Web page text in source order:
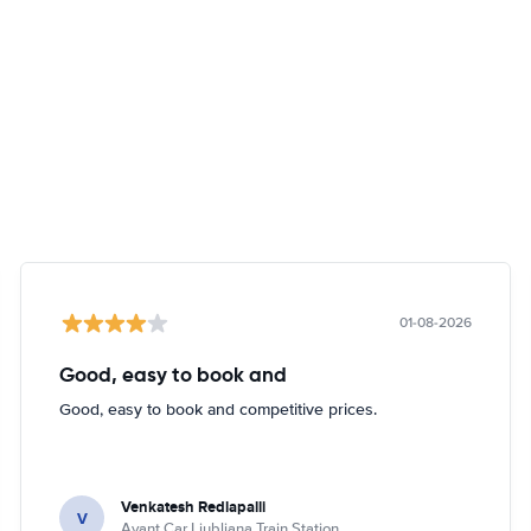
01-08-2026
Good, easy to book and
Good, easy to book and competitive prices.
V Venkatesh Redlapalli